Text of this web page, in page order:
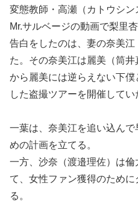
変態教師・高瀬（カトウシン
Mr.サルベージの動画で梨里
告白をしたのは、妻の奈美
た。その奈美江は麗美（筒
から麗美には逆らえない下
した盗撮ツアーを開催してい
一葉は、奈美江を追い込ん
めの計画を立てる。
一方、沙奈（渡邉理佐）は
て、女性ファン獲得のため
る。